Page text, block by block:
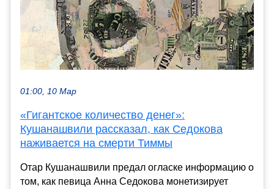
01:00, 10 Мар
«Гигантское количество денег»:
Кушанашвили рассказал, как Седокова
наживается на смерти Тиммы
Отар Кушанашвили предал огласке информацию о
том, как певица Анна Седокова монетизирует